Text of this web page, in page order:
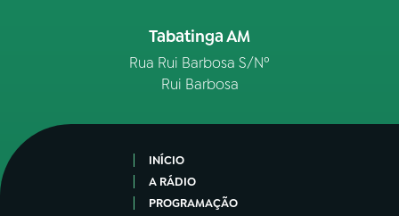
Tabatinga AM
Rua Rui Barbosa S/Nº
Rui Barbosa
INÍCIO
A RÁDIO
PROGRAMAÇÃO